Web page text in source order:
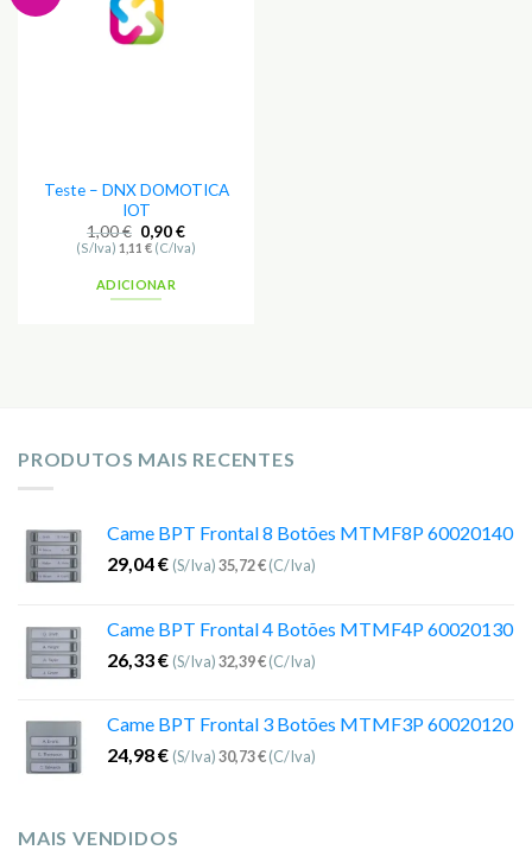
Teste – DNX DOMOTICA
IOT
1,00€ 0,90€
(S/Iva) 1,11 € (C/Iva)
ADICIONAR
PRODUTOS MAIS RECENTES
Came BPT Frontal 8 Botões MTMF8P 60020140
29,04€ (S/Iva)35,72€(C/Iva)
Came BPT Frontal 4 Botões MTMF4P 60020130
26,33€ (S/Iva)32,39€(C/Iva)
Came BPT Frontal 3 Botões MTMF3P 60020120
24,98€ (S/Iva)30,73€(C/Iva)
MAIS VENDIDOS